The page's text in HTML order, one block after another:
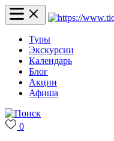
Туры
Экскурсии
Календарь
Блог
Акции
Афиша
0